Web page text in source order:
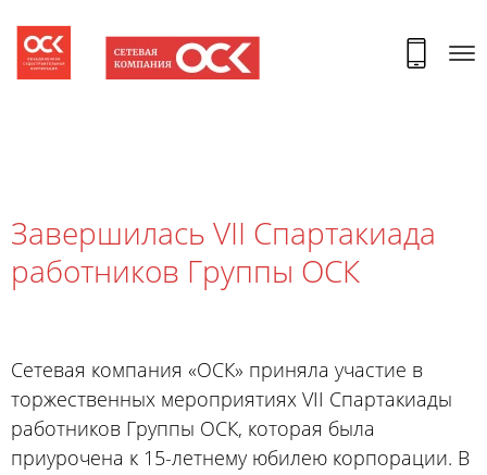
Завершилась VII Спартакиада
работников Группы ОСК
Сетевая компания «ОСК» приняла участие в
торжественных мероприятиях VII Спартакиады
работников Группы ОСК, которая была
приурочена к 15-летнему юбилею корпорации. В